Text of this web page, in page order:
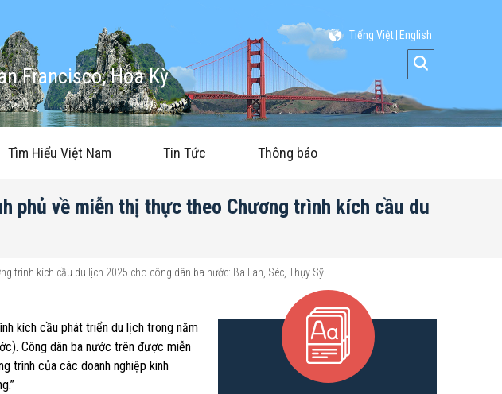
Francisco, Hoa Kỳ
Tiếng Việt English
Tìm Hiểu Việt Nam Tin Tức Thông báo
phủ về miễn thị thực theo Chương trình kích cầu du
trình kích cầu du lịch 2025 cho công dân ba nước: Ba Lan, Séc, Thụy Sỹ
kích cầu phát triển du lịch trong năm
Công dân ba nước trên được miễn
trình của các doanh nghiệp kinh